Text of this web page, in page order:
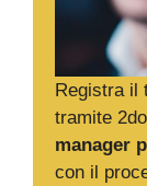
Registra il
tramite
manager
con il